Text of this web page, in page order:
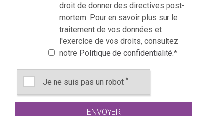
droit de donner des directives post-
mortem. Pour en savoir plus sur le
traitement de vos données et
l'exercice de vos droits, consultez
notre Politique de confidentialité.*
Je ne suis pas un robot *